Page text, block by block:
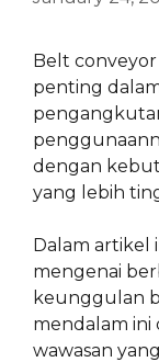
Belt
penting
dengan
yang lebih
Dalam artikel
mengenai
keunggulan
mendalam ini
wawasan